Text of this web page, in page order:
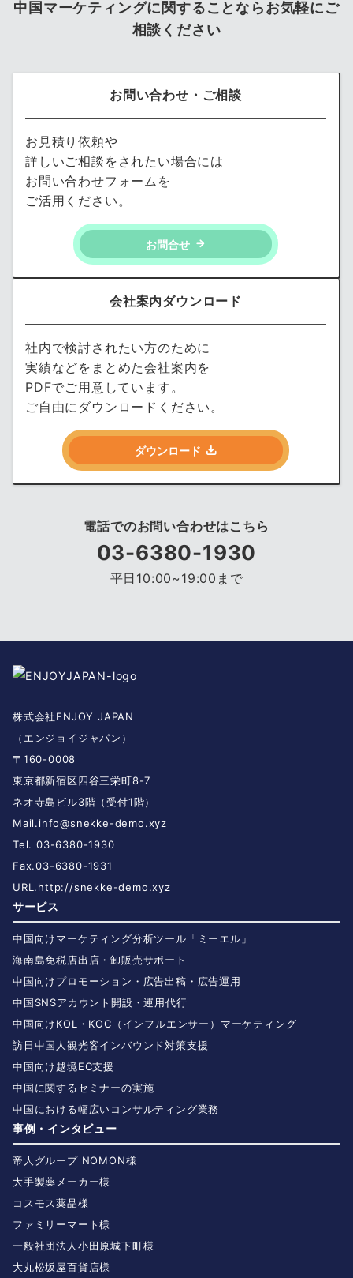
中国マーケティングに関することならお気軽にご
相談ください
お問い合わせ・ご相談
お見積り依頼や
詳しいご相談をされたい場合には
お問い合わせフォームを
ご活用ください。
お問合せ
会社案内ダウンロード
社内で検討されたい方のために
実績などをまとめた会社案内を
PDFでご用意しています。
ご自由にダウンロードください。
ダウンロード
電話でのお問い合わせはこちら
03-6380-1930
平日10:00~19:00まで
株式会社ENJOY JAPAN
（エンジョイジャパン）
〒160-0008
東京都新宿区四谷三栄町8-7
ネオ寺島ビル3階（受付1階）
Mail.info@snekke-demo.xyz
Tel. 03-6380-1930
Fax.03-6380-1931
URL.http://snekke-demo.xyz
サービス
中国向けマーケティング分析ツール「ミーエル」
海南島免税店出店・卸販売サポート
中国向けプロモーション・広告出稿・広告運用
中国SNSアカウント開設・運用代行
中国向けKOL・KOC（インフルエンサー）マーケティング
訪日中国人観光客インバウンド対策支援
中国向け越境EC支援
中国に関するセミナーの実施
中国における幅広いコンサルティング業務
事例・インタビュー
帝人グループ NOMON様
大手製薬メーカー様
コスモス薬品様
ファミリーマート様
一般社団法人小田原城下町様
大丸松坂屋百貨店様